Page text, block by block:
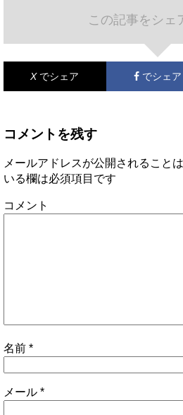
この記事をシェ
X でシェア でシェア
コメントを残す
メールアドレスが公開されること
いる欄は必須項目です
コメント
名前 *
メール *